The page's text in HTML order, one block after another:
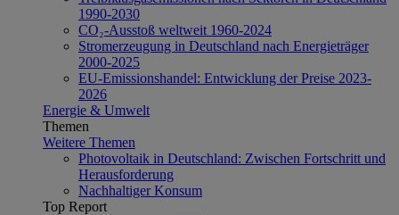
1990-2030
CO₂-Ausstoß weltweit 1960-2024
Stromerzeugung in Deutschland nach Energieträger
2000-2025
EU-Emissionshandel: Entwicklung der Preise 2023-
2026
Energie & Umwelt
Themen
Weitere Themen
Photovoltaik in Deutschland: Zwischen Fortschritt und
Herausforderung
Nachhaltiger Konsum
Top Report